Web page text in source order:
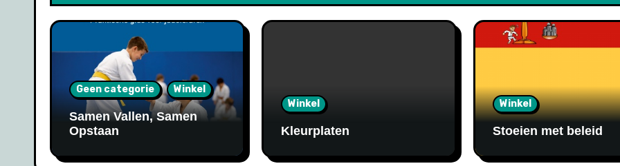
Geen categorie Winkel
Samen Vallen, Samen
Opstaan
Winkel
Kleurplaten
Winkel
Stoeien met beleid